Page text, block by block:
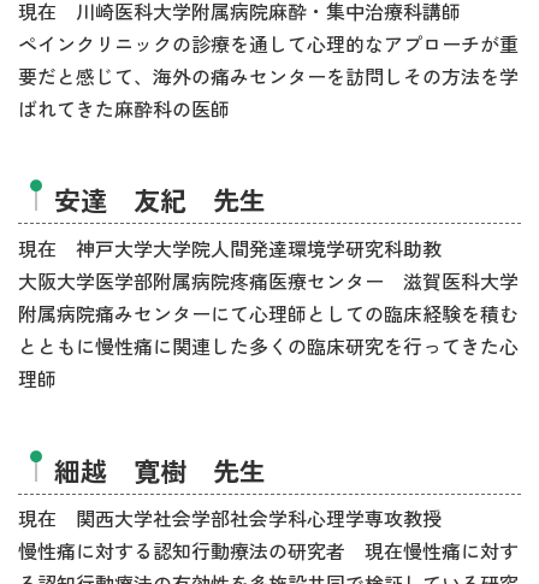
現在 川崎医科大学附属病院麻酔・集中治療科講師
ペインクリニックの診療を通して心理的なアプローチが重
要だと感じて、海外の痛みセンターを訪問しその方法を学
ばれてきた麻酔科の医師
安達 友紀 先生
現在 神戸大学大学院人間発達環境学研究科助教
大阪大学医学部附属病院疼痛医療センター 滋賀医科大学
附属病院痛みセンターにて心理師としての臨床経験を積む
とともに慢性痛に関連した多くの臨床研究を行ってきた心
理師
細越 寛樹 先生
現在 関西大学社会学部社会学科心理学専攻教授
慢性痛に対する認知行動療法の研究者 現在慢性痛に対す